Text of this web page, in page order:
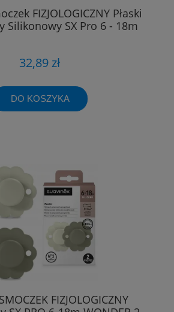
FIZJOLOGICZNY Płaski
Silikonowy SX Pro 6 - 18m
32,89 zł
DO KOSZYKA
FIZJOLOGICZNY